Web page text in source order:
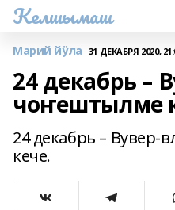
Келшымаш
Марий йӱла 31 ДЕКАБРЯ 2020,
24 декабрь –
чоҥештылме
24 декабрь –
кече.